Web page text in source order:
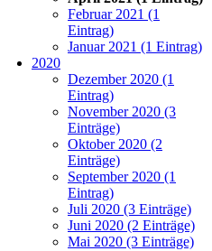
Februar 2021 (1
Eintrag)
Januar 2021 (1 Eintrag)
2020
Dezember 2020 (1
Eintrag)
November 2020 (3
Einträge)
Oktober 2020 (2
Einträge)
September 2020 (1
Eintrag)
Juli 2020 (3 Einträge)
Juni 2020 (2 Einträge)
Mai 2020 (3 Einträge)